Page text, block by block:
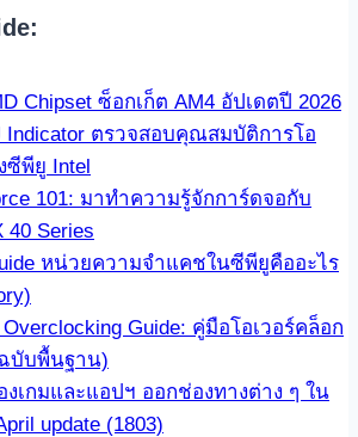
Chipset ซ็อกเก็ต AM4 อัปเดตปี 2026
Indicator ตรวจสอบคุณสมบัติการโอ
ซีพียู Intel
101: มาทำความรู้จักการ์ดจอกับ
40 Series
หน่วยความจำแคชในซีพียูคืออะไร
Guide: คู่มือโอเวอร์คล็อก
บับพื้นฐาน)
งเกมและแอปฯ ออกช่องทางต่าง ๆ ใน
update (1803)